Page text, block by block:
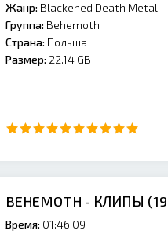
Жанр: Blackened Death Metal
Группа: Behemoth
Страна: Польша
Размер: 22.14 GB
BEHEMOTH - КЛИПЫ
Время: 01:46:09